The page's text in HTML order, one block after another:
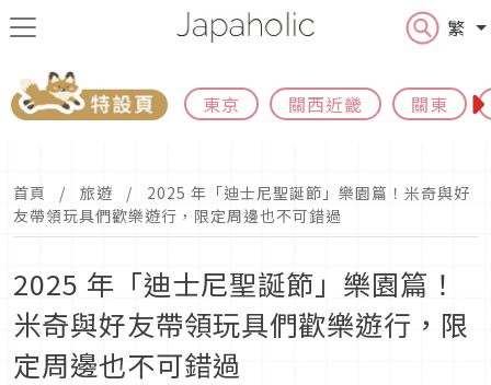
繁
東京 關西近畿 關東
首頁 旅遊
2025 年「迪士尼聖誕節」樂園篇！米奇與好
友帶領玩具們歡樂遊行，限定周邊也不可錯過
2025 年「迪士尼聖誕節」樂園篇！
米奇與好友帶領玩具們歡樂遊行，限
定周邊也不可錯過